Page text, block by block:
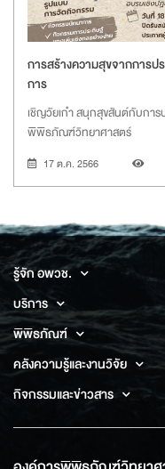
การสร้างความสุขจากการป
การ
เชิญวัยเก๋า สนุกสุขสันต์กับการ
พิพิธภัณฑ์วิทยาศาสตร์
17 ต.ค. 2566
รู้จัก อพวช.
บริการ
พิพิธภัณฑ์
คลังความรู้และงานวิจัย
กิจกรรมและข่าวสาร